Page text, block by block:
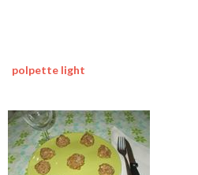
polpette light